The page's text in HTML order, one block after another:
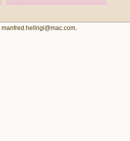
manfred.hellrigl@mac.com